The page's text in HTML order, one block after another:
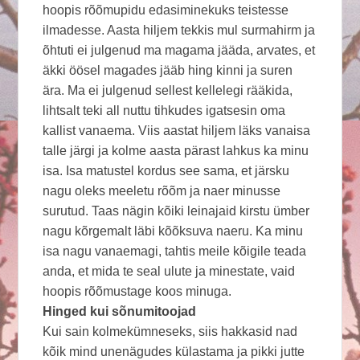
hoopis rõõmupidu edasiminekuks teistesse
ilmadesse. Aasta hiljem tekkis mul surmahirm ja
õhtuti ei julgenud ma magama jääda, arvates, et
äkki öösel magades jääb hing kinni ja suren
ära. Ma ei julgenud sellest kellelegi rääkida,
lihtsalt teki all nuttu tihkudes igatsesin oma
kallist vanaema. Viis aastat hiljem läks vanaisa
talle järgi ja kolme aasta pärast lahkus ka minu
isa. Isa matustel kordus see sama, et järsku
nagu oleks meeletu rõõm ja naer minusse
surutud. Taas nägin kõiki leinajaid kirstu ümber
nagu kõrgemalt läbi kõõksuva naeru. Ka minu
isa nagu vanaemagi, tahtis meile kõigile teada
anda, et mida te seal ulute ja minestate, vaid
hoopis rõõmustage koos minuga.
Hinged kui sõnumitoojad
Kui sain kolmekümneseks, siis hakkasid nad
kõik mind unenägudes külastama ja pikki jutte